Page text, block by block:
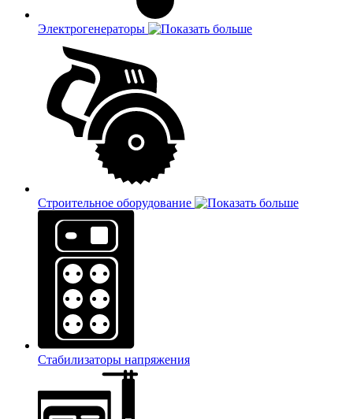
Электрогенераторы
Строительное оборудование
Стабилизаторы напряжения